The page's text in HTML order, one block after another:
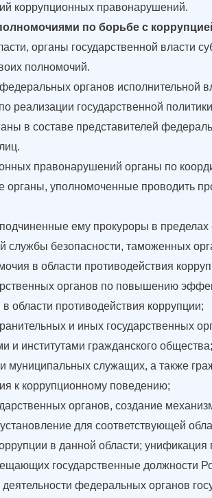
коррупционных правонарушений.
по борьбе с
органы государственной власти
полномочий.
органов исполнительной
реализации государственной
в составе представителей
правонарушений органы по
органы, уполномоченные проводить
ему прокуроры в
безопасности, таможенных
в области противодействия
органов по повышению
области противодействия коррупции;
и иных государственных
и институтами гражданского
муниципальных служащих, а также
к коррупционному поведению;
органов, создание
для соответствующей
в данной области; унификация
государственные должности
федеральных органов